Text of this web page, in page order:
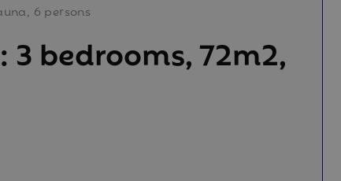
6 persons
bedrooms, 72m2,